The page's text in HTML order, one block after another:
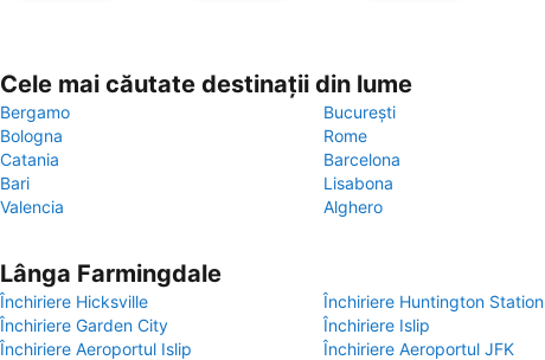
Cele mai căutate destinații din lume
Bergamo
București
Bologna
Rome
Catania
Barcelona
Bari
Lisabona
Valencia
Alghero
Lânga Farmingdale
Închiriere Hicksville
Închiriere Huntington Station
Închiriere Garden City
Închiriere Islip
Închiriere Aeroportul Islip
Închiriere Aeroportul JFK